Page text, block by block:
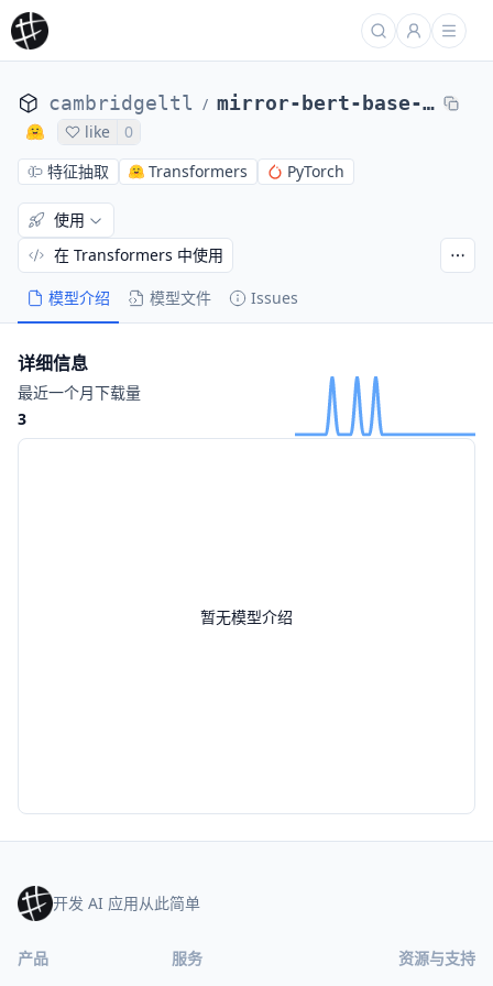
cambridgeltl / mirror-bert-base-uncased-sentence
like
0
特征抽取
Transformers PyTorch
模型介绍 模型文件 Issues
使用
在 Transformers 中使用
暂无模型介绍
详细信息
最近一个月下载量
3
开发 AI 应用从此简单
产品 服务 资源与支持